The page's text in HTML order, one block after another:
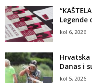
Legende
kol 6, 2026
Danas i
kol 5, 2026